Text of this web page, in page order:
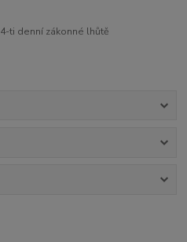
ti denní zákonné lhůtě